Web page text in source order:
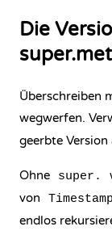
Die
Überschreiben
wegwerfen.
geerbte Version
Ohne super.
von
endlos